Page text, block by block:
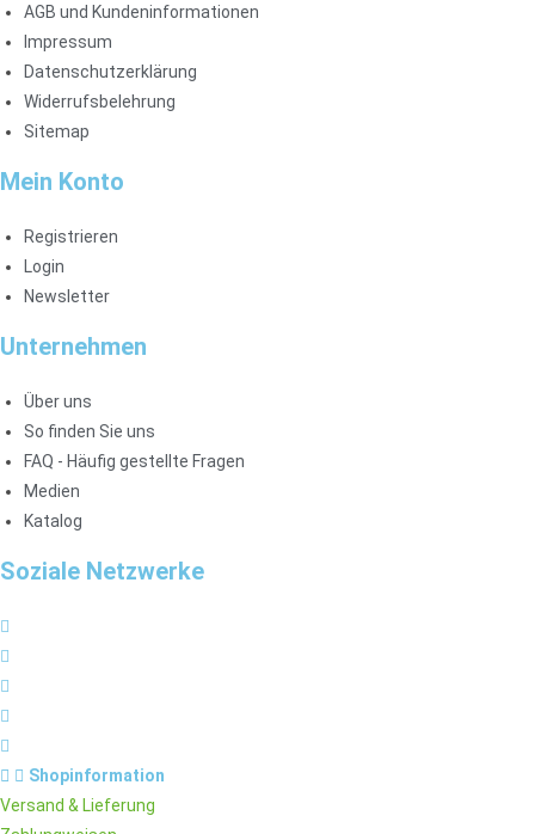
AGB und Kundeninformationen
Impressum
Datenschutzerklärung
Widerrufsbelehrung
Sitemap
Mein Konto
Registrieren
Login
Newsletter
Unternehmen
Über uns
So finden Sie uns
FAQ - Häufig gestellte Fragen
Medien
Katalog
Soziale Netzwerke
Shopinformation
Versand & Lieferung